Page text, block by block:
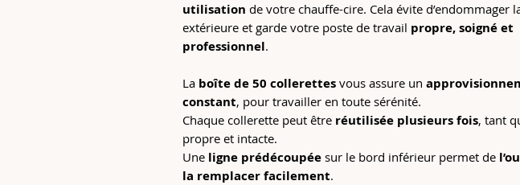
utilisation de votre chauffe-cire. Cela évite d’endommager
extérieure et garde votre poste de travail propre, soigné et
professionnel.
La boîte de 50 collerettes vous assure un
constant, pour travailler en toute sérénité.
Chaque collerette peut être réutilisée plusieurs fois, tant
propre et intacte.
Une ligne prédécoupée sur le bord inférieur permet de
la remplacer facilement.